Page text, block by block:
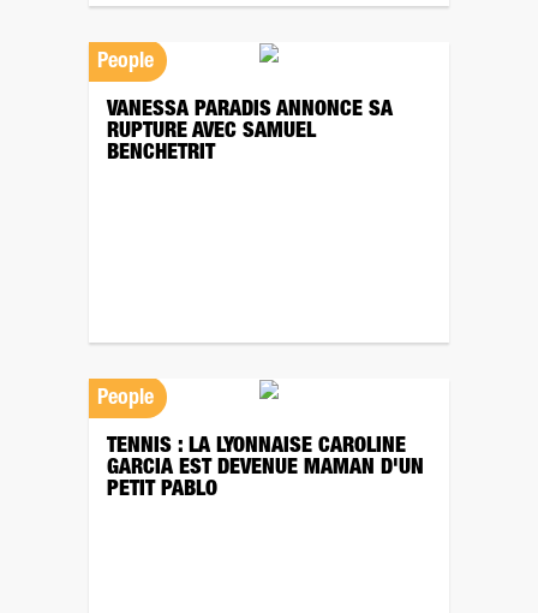
People
VANESSA PARADIS ANNONCE SA
RUPTURE AVEC SAMUEL
BENCHETRIT
People
TENNIS : LA LYONNAISE CAROLINE
GARCIA EST DEVENUE MAMAN D'UN
PETIT PABLO